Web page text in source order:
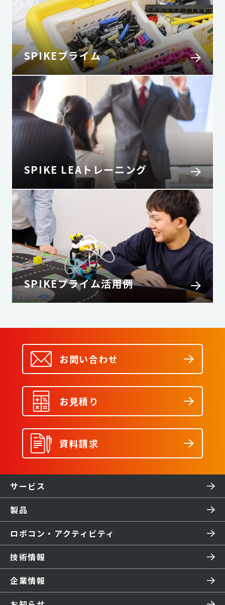
SPIKEプライム
SPIKE LEAトレーニング
SPIKEプライム活用例
お問い合わせ
お見積り
資料請求
サービス
製品
ロボコン・アクティビティ
技術情報
企業情報